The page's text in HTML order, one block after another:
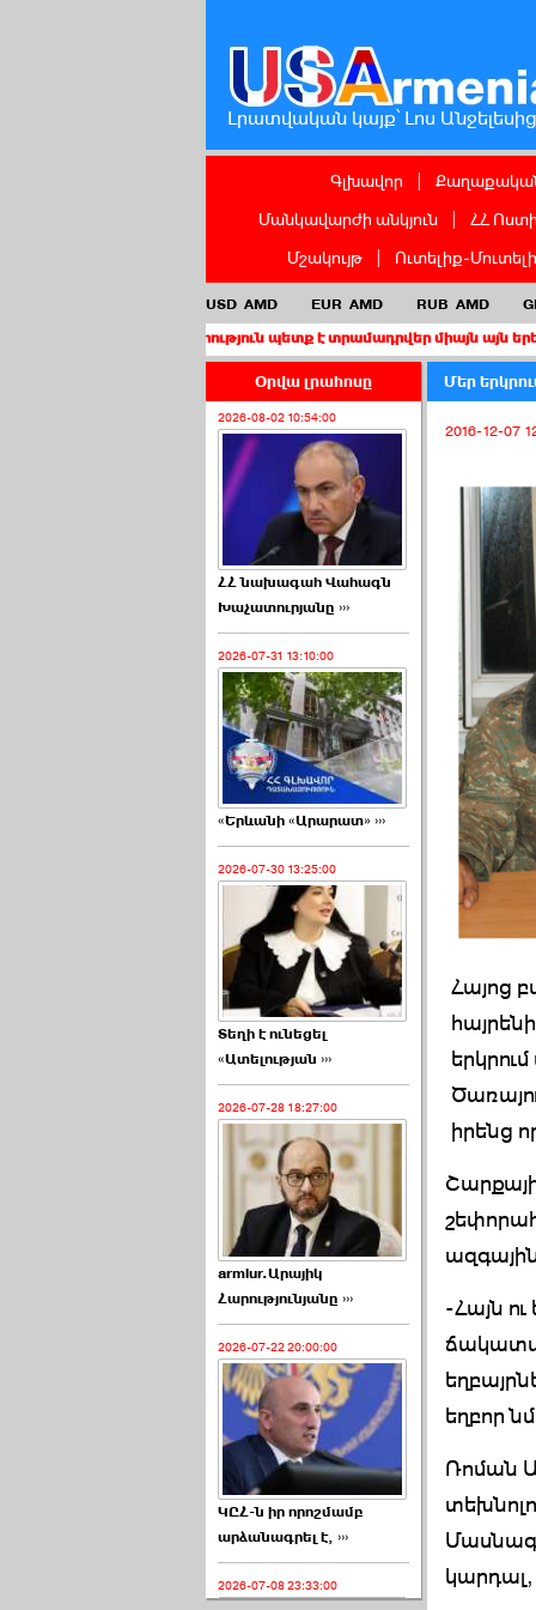
Լրատվական կայք՝ Լոս Անջելեսից
Գլխավոր
Մանկավարժի անկյուն
ՀՀ
Մշակույթ
Ուտելիք-
USD AMD EUR AMD RUB AMD
քաղաքացիություն պետք է տրամադրվեր միայն այն
Օրվա լրահոսը
2026-08-02 10:54:00
ՀՀ նախագահ Վահագն
Խաչատուրյանը ›››
2026-07-31 13:10:00
«Երևանի «Արարատ» ›››
2026-07-30 13:25:00
Տեղի է ունեցել
«Ատելության ›››
2026-07-28 18:27:00
armlur.Արայիկ
Հարությունյանը ›››
2026-07-22 20:00:00
ԿԸՀ-ն իր որոշմամբ
արձանագրել է, ›››
2026-07-08 23:33:00
Մեր
2016-12-07
Հայոց
իրենց
-Հայն
եղբոր
Ռոման